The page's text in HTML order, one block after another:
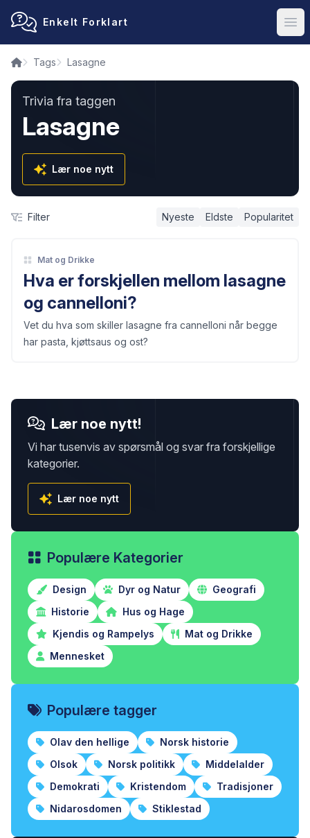
Enkelt Forklart
Tags Lasagne
Trivia fra taggen
Lasagne
Lær noe nytt
Filter Nyeste Eldste Popularitet
Mat og Drikke
Hva er forskjellen mellom lasagne
og cannelloni?
Vet du hva som skiller lasagne fra cannelloni når begge
har pasta, kjøttsaus og ost?
Lær noe nytt!
Vi har tusenvis av spørsmål og svar fra forskjellige
kategorier.
Lær noe nytt
Populære Kategorier
Design Dyr og Natur
Geografi
Historie
Hus og Hage
Kjendis og Rampelys
Mat og Drikke
Mennesket
Populære tagger
Olav den hellige
Norsk historie
Olsok
Norsk politikk
Middelalder
Demokrati
Kristendom
Tradisjoner
Nidarosdomen
Stiklestad